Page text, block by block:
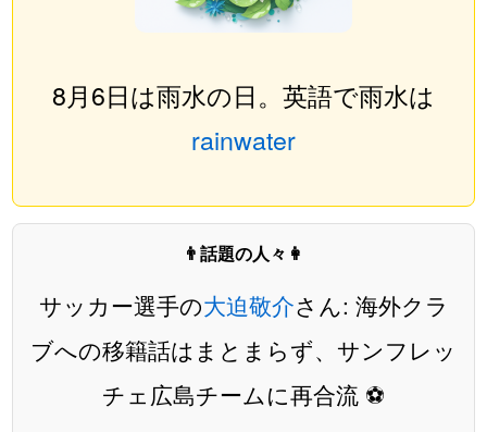
8月6日は雨水の日。英語で雨水は
rainwater
👨話題の人々👩
サッカー選手の大迫敬介さん: 海外クラ
ブへの移籍話はまとまらず、サンフレッ
チェ広島チームに再合流 ⚽️